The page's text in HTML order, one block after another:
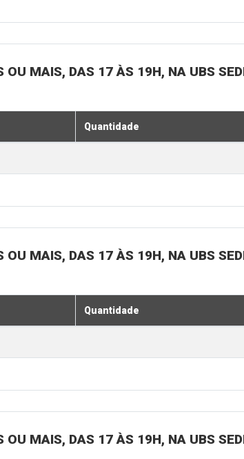
OU MAIS, DAS 17 ÀS 19H, NA UBS
Quantidade
OU MAIS, DAS 17 ÀS 19H, NA UBS
Quantidade
OU MAIS, DAS 17 ÀS 19H, NA UBS